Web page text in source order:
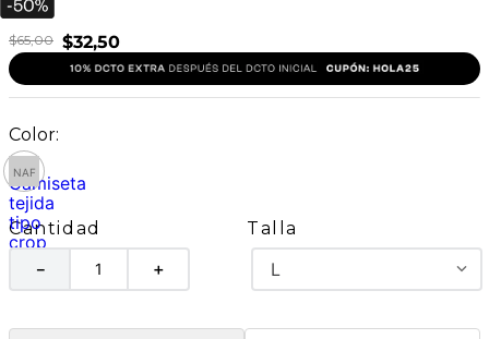
$65,00 $32,50
Cantidad
＋
－
Talla
L